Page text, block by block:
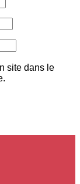
site dans le